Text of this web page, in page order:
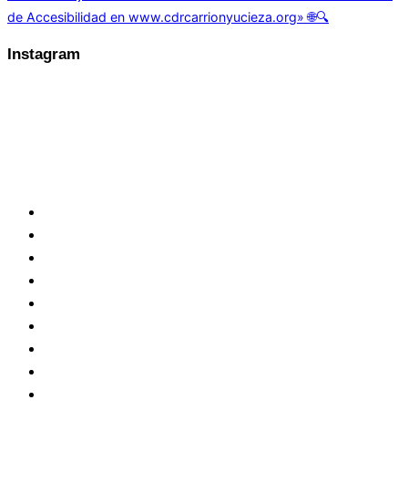
de
entradas
de Accesibilidad en www.cdrcarrionyucieza.org» 🌐🔍
Instagram